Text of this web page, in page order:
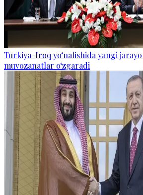
Turkiya-Iroq yo‘nalishida yangi
muvozanatlar o‘zgaradi